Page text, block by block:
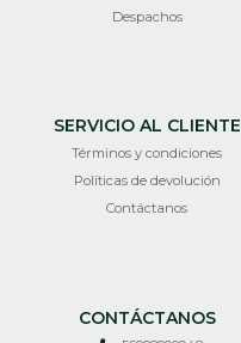
Despachos
SERVICIO AL CLIENTE
Términos y condiciones
Políticas de devolución
Contáctanos
CONTÁCTANOS